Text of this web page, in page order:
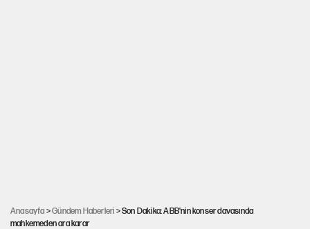
Anasayfa >Gündem Haberleri > Son Dakika: ABB'nin konser davasında
mahkemeden ara karar